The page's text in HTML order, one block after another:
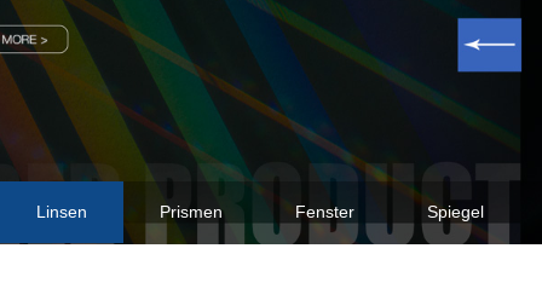
Linsen Prismen Fenster Spiegel